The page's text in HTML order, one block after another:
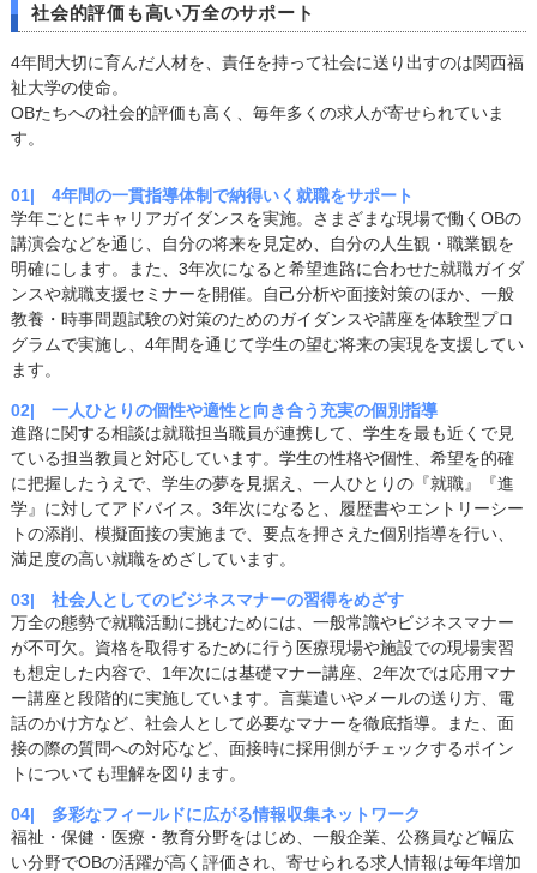
社会的評価も高い万全のサポート
4年間大切に育んだ人材を、責任を持って社会に送り出すのは関西福
祉大学の使命。
OBたちへの社会的評価も高く、毎年多くの求人が寄せられていま
す。
01| 4年間の一貫指導体制で納得いく就職をサポート
学年ごとにキャリアガイダンスを実施。さまざまな現場で働くOBの
講演会などを通じ、自分の将来を見定め、自分の人生観・職業観を
明確にします。また、3年次になると希望進路に合わせた就職ガイダ
ンスや就職支援セミナーを開催。自己分析や面接対策のほか、一般
教養・時事問題試験の対策のためのガイダンスや講座を体験型プロ
グラムで実施し、4年間を通じて学生の望む将来の実現を支援してい
ます。
02| 一人ひとりの個性や適性と向き合う充実の個別指導
進路に関する相談は就職担当職員が連携して、学生を最も近くで見
ている担当教員と対応しています。学生の性格や個性、希望を的確
に把握したうえで、学生の夢を見据え、一人ひとりの『就職』『進
学』に対してアドバイス。3年次になると、履歴書やエントリーシー
トの添削、模擬面接の実施まで、要点を押さえた個別指導を行い、
満足度の高い就職をめざしています。
03| 社会人としてのビジネスマナーの習得をめざす
万全の態勢で就職活動に挑むためには、一般常識やビジネスマナー
が不可欠。資格を取得するために行う医療現場や施設での現場実習
も想定した内容で、1年次には基礎マナー講座、2年次では応用マナ
ー講座と段階的に実施しています。言葉遣いやメールの送り方、電
話のかけ方など、社会人として必要なマナーを徹底指導。また、面
接の際の質問への対応など、面接時に採用側がチェックするポイン
トについても理解を図ります。
04| 多彩なフィールドに広がる情報収集ネットワーク
福祉・保健・医療・教育分野をはじめ、一般企業、公務員など幅広
い分野でOBの活躍が高く評価され、寄せられる求人情報は毎年増加